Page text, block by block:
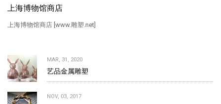
上海博物馆商店
上海博物馆商店 [www.雕塑.net]
MAR, 31, 2020
艺品金属雕塑
NOV, 03, 2017